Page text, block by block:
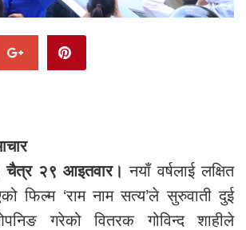
चैत्र २९ आइतवार। नयाँ वर्षलाई लक्षित
फिल्म ‘राम नाम सत्य’ले सुरुवाती दुई
गरेको वितरक गोविन्द शाहीले